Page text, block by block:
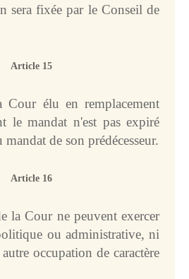
sera fixée par le Conseil de
Article 15
élu en remplacement
le mandat n'est pas expiré
de son prédécesseur.
Article 16
la Cour ne peuvent exercer
ou administrative, ni
occupation de caractère